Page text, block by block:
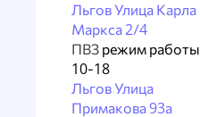
Льгов Улица Карла
Маркса 2/4
ПВЗ режим работы
10-18
Льгов Улица
Примакова 93а